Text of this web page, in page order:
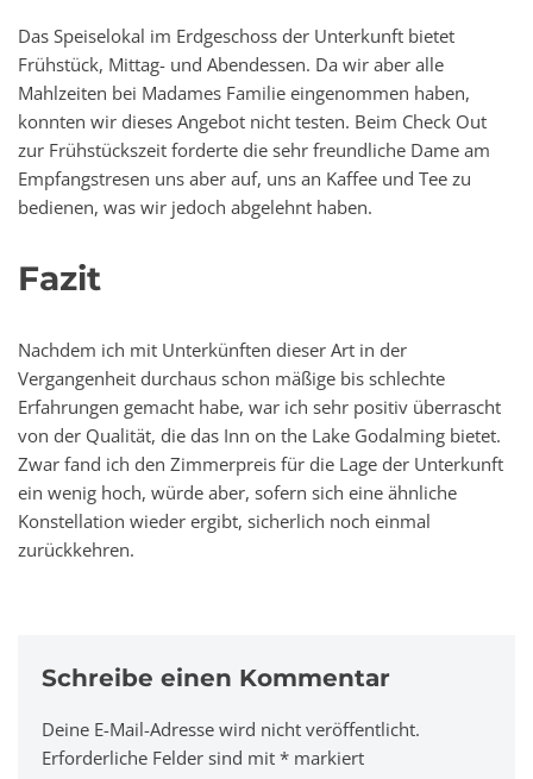
Das Speiselokal im Erdgeschoss der Unterkunft bietet
Frühstück, Mittag- und Abendessen. Da wir aber alle
Mahlzeiten bei Madames Familie eingenommen haben,
konnten wir dieses Angebot nicht testen. Beim Check Out
zur Frühstückszeit forderte die sehr freundliche Dame am
Empfangstresen uns aber auf, uns an Kaffee und Tee zu
bedienen, was wir jedoch abgelehnt haben.
Fazit
Nachdem ich mit Unterkünften dieser Art in der
Vergangenheit durchaus schon mäßige bis schlechte
Erfahrungen gemacht habe, war ich sehr positiv überrascht
von der Qualität, die das Inn on the Lake Godalming bietet.
Zwar fand ich den Zimmerpreis für die Lage der Unterkunft
ein wenig hoch, würde aber, sofern sich eine ähnliche
Konstellation wieder ergibt, sicherlich noch einmal
zurückkehren.
Schreibe einen Kommentar
Deine E-Mail-Adresse wird nicht veröffentlicht.
Erforderliche Felder sind mit * markiert
A
lt